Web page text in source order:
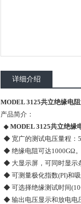
详细介绍
MODEL 3125共立绝缘电
产品简介：
◆ MODEL 3125共立绝缘
◆ 宽广的测试电压量程：
◆ 绝缘电阻可达1000GΩ
◆ 大显示屏，可同时显示
◆ 可测量极化指数(PI)和
◆ 可选择绝缘测试时间
◆ 输出电压显示和放电电